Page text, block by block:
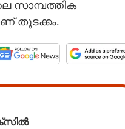
സാമ്പത്തിക
തുടക്കം.